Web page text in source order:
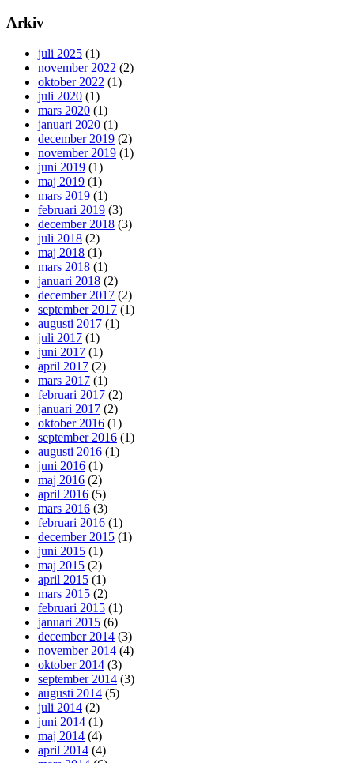
Arkiv
juli 2025 (1)
november 2022 (2)
oktober 2022 (1)
juli 2020 (1)
mars 2020 (1)
januari 2020 (1)
december 2019 (2)
november 2019 (1)
juni 2019 (1)
maj 2019 (1)
mars 2019 (1)
februari 2019 (3)
december 2018 (3)
juli 2018 (2)
maj 2018 (1)
mars 2018 (1)
januari 2018 (2)
december 2017 (2)
september 2017 (1)
augusti 2017 (1)
juli 2017 (1)
juni 2017 (1)
april 2017 (2)
mars 2017 (1)
februari 2017 (2)
januari 2017 (2)
oktober 2016 (1)
september 2016 (1)
augusti 2016 (1)
juni 2016 (1)
maj 2016 (2)
april 2016 (5)
mars 2016 (3)
februari 2016 (1)
december 2015 (1)
juni 2015 (1)
maj 2015 (2)
april 2015 (1)
mars 2015 (2)
februari 2015 (1)
januari 2015 (6)
december 2014 (3)
november 2014 (4)
oktober 2014 (3)
september 2014 (3)
augusti 2014 (5)
juli 2014 (2)
juni 2014 (1)
maj 2014 (4)
april 2014 (4)